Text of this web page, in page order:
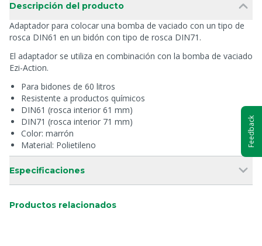
Descripción del producto
Adaptador para colocar una bomba de vaciado con un tipo de
rosca DIN61 en un bidón con tipo de rosca DIN71.
El adaptador se utiliza en combinación con la bomba de vaciado
Ezi-Action.
Para bidones de 60 litros
Resistente a productos químicos
DIN61 (rosca interior 61 mm)
DIN71 (rosca interior 71 mm)
Color: marrón
Material: Polietileno
Especificaciones
Productos relacionados
Feedback